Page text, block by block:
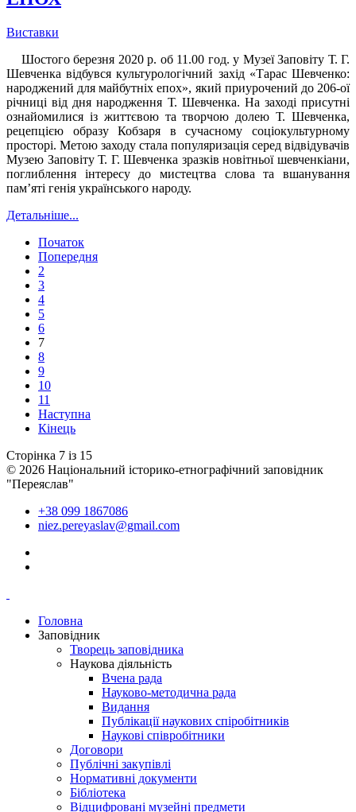
Виставки
Шостого березня 2020 р. об 11.00 год. у Музеї Заповіту Т. Г.
Шевченка відбувся культурологічний захід «Тарас Шевченко:
народжений для майбутніх епох», який приурочений до 206-ої
річниці від дня народження Т. Шевченка. На заході присутні
ознайомилися із життєвою та творчою долею Т. Шевченка,
рецепцією образу Кобзаря в сучасному соціокультурному
просторі. Метою заходу стала популяризація серед відвідувачів
Музею Заповіту Т. Г. Шевченка зразків новітньої шевченкіани,
поглиблення інтересу до мистецтва слова та вшанування
пам’яті генія українського народу.
Детальніше...
Початок
Попередня
2
3
4
5
6
7
8
9
10
11
Наступна
Кінець
Сторінка 7 із 15
© 2026 Національний історико-етнографічний заповідник
"Переяслав"
+38 099 1867086
niez.pereyaslav@gmail.com
Головна
Заповідник
Творець заповідника
Наукова діяльність
Вчена рада
Науково-методична рада
Видання
Публікації наукових спіробітників
Наукові співробітники
Договори
Публічні закупівлі
Нормативні документи
Бібліотека
Відцифровані музейні предмети